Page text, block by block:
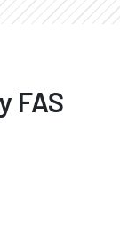
FAS